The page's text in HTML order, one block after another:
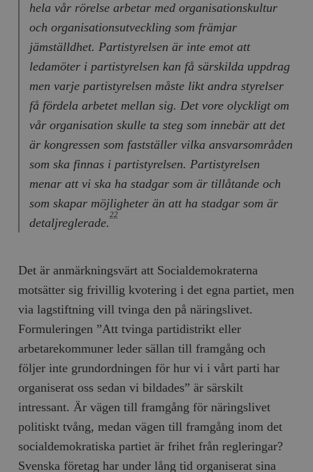
hela vår rörelse arbetar med organisationskultur
och organisationsutveckling som främjar
jämställdhet. Partistyrelsen är inte emot att
ledamöter i partistyrelsen kan få särskilda uppdrag
men varje partistyrelsen måste likt andra styrelser
få fördela arbetet mellan sig. Det vore olyckligt om
vår organisation skulle ta steg som innebär att det
är kongressen som fastställer vilka ansvarsområden
som ska finnas i partistyrelsen. Partistyrelsen
menar att vi ska ha stadgar som är tillåtande och
som skapar möjligheter än att ha stadgar som är
detaljreglerade.
22
Det är anmärkningsvärt att Socialdemokraterna
motsätter sig frivillig kvotering i det egna partiet, men
via lagstiftning vill tvinga den på näringslivet.
Formuleringen ”Att tvinga partidistrikt eller
arbetarekommuner leder sällan till framgång och
följer inte grundordningen för hur vi i vårt parti har
organiserat oss sedan vi bildades” är särskilt
intressant. Är vägen till framgång för näringslivet
politiskt tvång, medan vägen till framgång inom det
socialdemokratiska partiet är frihet från regleringar?
Svenska företag har under lång tid organiserat sina